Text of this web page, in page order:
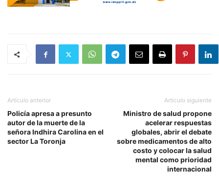
Artículo anterior
Policía apresa a presunto
autor de la muerte de la
señora Indhira Carolina en el
sector La Toronja
Artículo siguiente
Ministro de salud propone
acelerar respuestas
globales, abrir el debate
sobre medicamentos de alto
costo y colocar la salud
mental como prioridad
internacional